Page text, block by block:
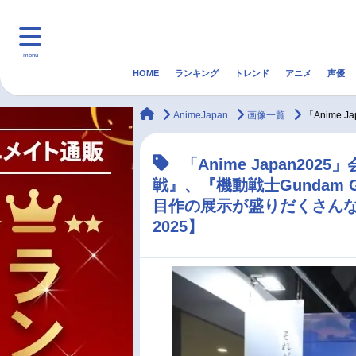
menu
マンガ・ラノベ ゲーム・アプリ 音楽
最新記事一覧
HOME ランキング トレンド アニメ 声優
animateTimes
AnimeJapan 画像一覧 「Anime
「Anime Japan2025
戦』、『機動戦士Gundam
目作の展示が盛りだくさん
2025】